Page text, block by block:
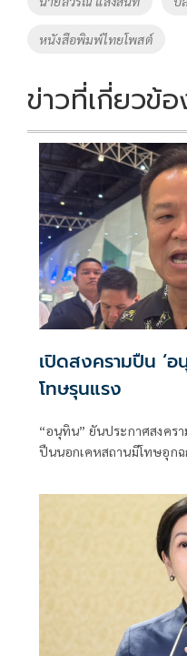
o
k
n
k
หนังสือพิมพ์ไทยโพสต์
ข่าวที่เกี่ยวข้อ
เปิดสงครามปืน ‘
โทษรุนแรง
“อนุทิน” ยันประกาศสงคร
ปืนนอกเคหสถานมีโทษอุก
เจ้าของเป็นผู้ต้องหาร่วม